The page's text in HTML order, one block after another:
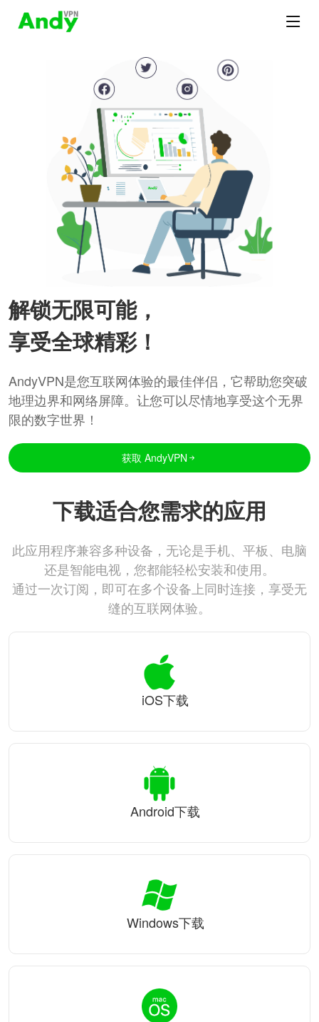
解锁无限可能，
享受全球精彩！
AndyVPN是您互联网体验的最佳伴侣，它帮助您突破
地理边界和网络屏障。让您可以尽情地享受这个无界
限的数字世界！
获取 AndyVPN
下载适合您需求的应用
此应用程序兼容多种设备，无论是手机、平板、电脑
还是智能电视，您都能轻松安装和使用。
通过一次订阅，即可在多个设备上同时连接，享受无
缝的互联网体验。
iOS下载
Android下载
Windows下载